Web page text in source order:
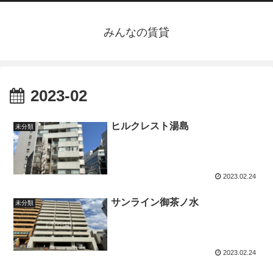
みんなの賃貸
2023-02
未分類 ヒルクレスト湯島
2023.02.24
未分類 サンライン御茶ノ水
2023.02.24